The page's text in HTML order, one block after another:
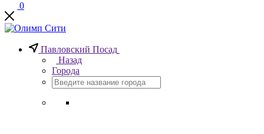
0
Павловский Посад
Назад
Города